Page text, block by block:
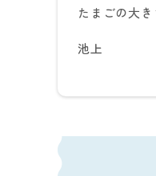
たまごの大
池上